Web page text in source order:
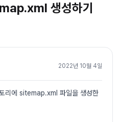
생성하기
2022년 10월 4일
리에 sitemap.xml 파일을 생성한